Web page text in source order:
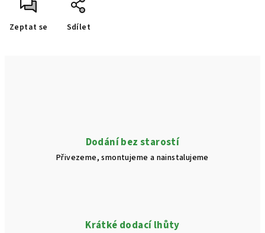
Zeptat se Sdílet
Dodání bez starostí
Přivezeme, smontujeme a nainstalujeme
Krátké dodací lhůty